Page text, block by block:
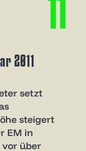
2011
setzt
steigert
EM in
vor über